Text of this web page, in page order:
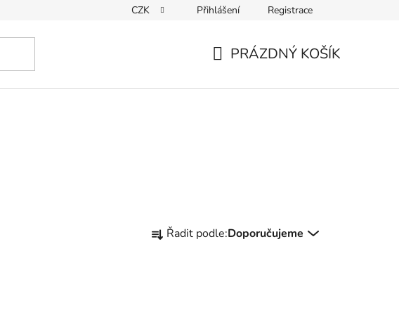
Podmínky ochrany osobních údajů
CZK Přihlášení Registrace
PRÁZDNÝ KOŠÍK
a Řadit podle:Doporučujeme